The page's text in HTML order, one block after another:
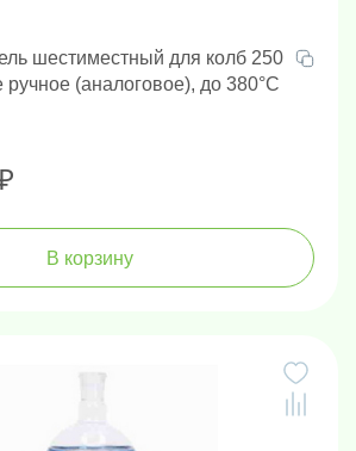
шестиместный для колб 250
(аналоговое), до 380°С
В корзину